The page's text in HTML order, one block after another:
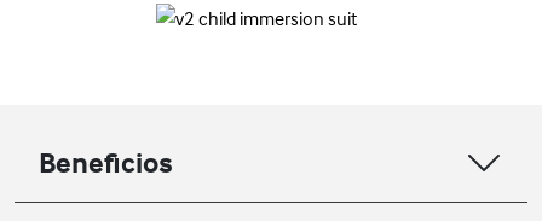
Beneficios